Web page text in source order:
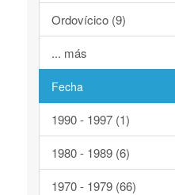
Ordovícico (9)
... más
Fecha
1990 - 1997 (1)
1980 - 1989 (6)
1970 - 1979 (66)